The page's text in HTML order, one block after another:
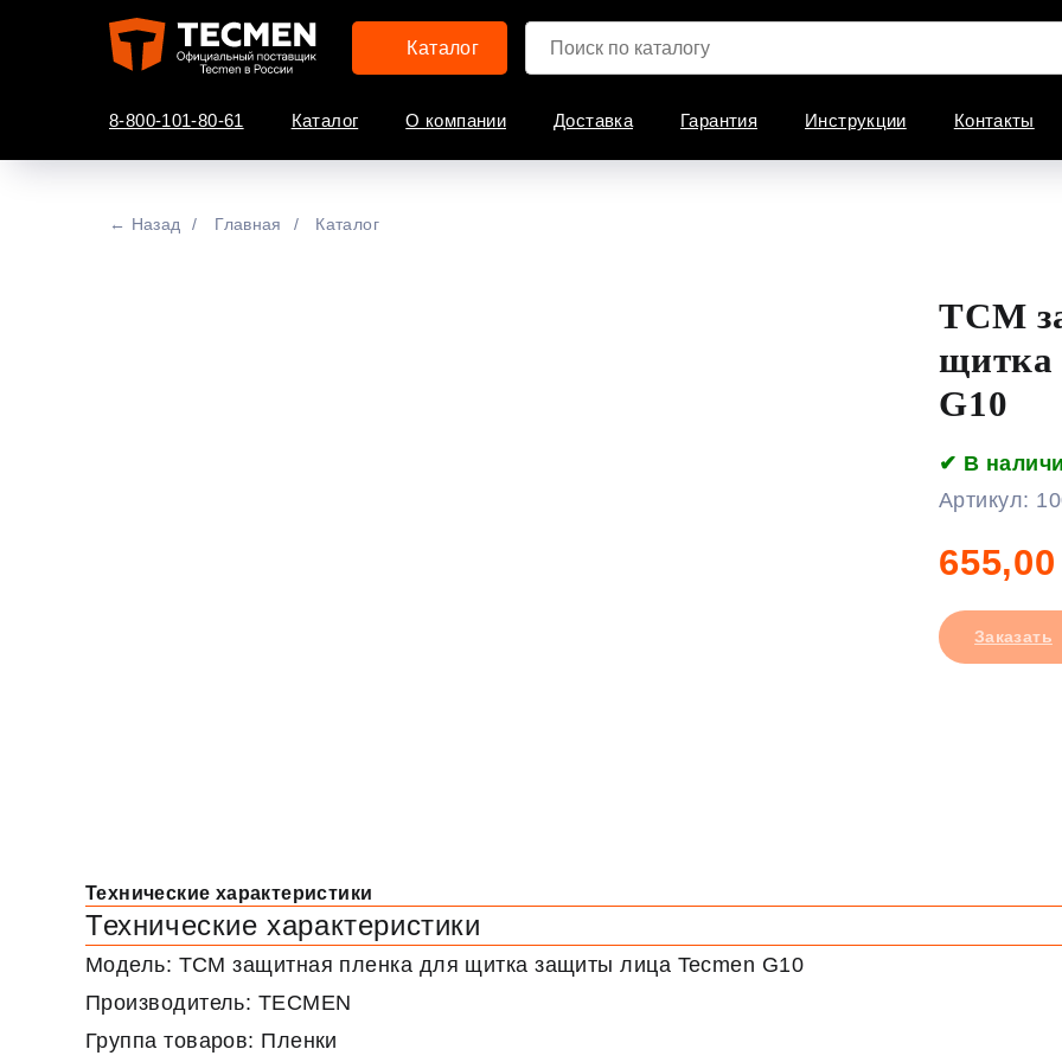
Каталог
8-800-101-80-61 Каталог О компании Доставка Гарантия Инструкции Контакты
← Назад / Главная / Каталог
TCM
щитка
G10
✔ В
Артикул:
655,00
Заказать
Технические характеристики
Технические характеристики
Модель: TCM защитная пленка для щитка защиты лица Tecmen G10
Производитель: TECMEN
Группа товаров: Пленки